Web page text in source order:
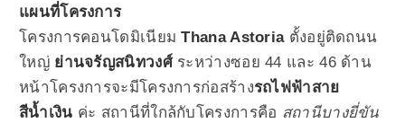
แผนที่โครงการ
โครงการคอนโดมิเนียมThana Astoriaตั้งอยู่ติดถนน
ใหญ่ ย่านจรัญสนิทวงศ์ระหว่างซอย 44 และ 46 ด้าน
หน้าโครงการจะมีโครงการก่อสร้างรถไฟฟ้าสาย
สีน้ำเงิน ค่ะ สถานีที่ใกล้กับโครงการคือ สถานีบางยี่ขัน